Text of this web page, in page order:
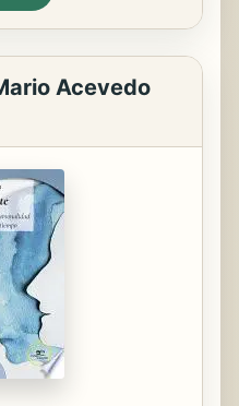
Acevedo